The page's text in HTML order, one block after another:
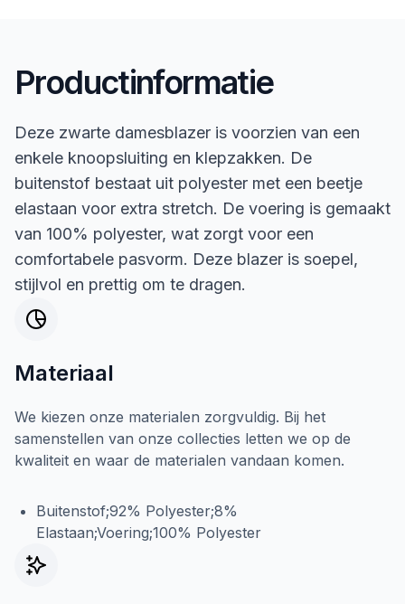
Productinformatie
Deze zwarte damesblazer is voorzien van een
enkele knoopsluiting en klepzakken. De
buitenstof bestaat uit polyester met een beetje
elastaan voor extra stretch. De voering is gemaakt
van 100% polyester, wat zorgt voor een
comfortabele pasvorm. Deze blazer is soepel,
stijlvol en prettig om te dragen.
Materiaal
We kiezen onze materialen zorgvuldig. Bij het
samenstellen van onze collecties letten we op de
kwaliteit en waar de materialen vandaan komen.
Buitenstof;92% Polyester;8%
Elastaan;Voering;100% Polyester